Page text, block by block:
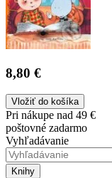
8,80 €
Vložiť do košíka
Pri nákupe nad 49 €
poštovné zadarmo
Vyhľadávanie
Knihy